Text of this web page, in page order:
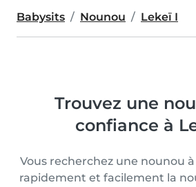
Babysits Nounou Lekeï I
Trouvez une
confiance à
Vous recherchez une nounou à
rapidement et facilement la